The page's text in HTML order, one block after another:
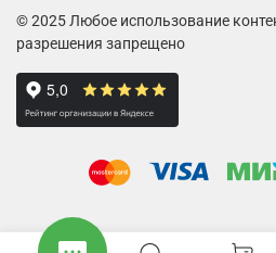
© 2025 Любое использование
разрешения запрещено